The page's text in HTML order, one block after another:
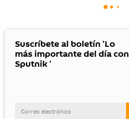
Suscríbete al boletín 'Lo
más importante del día con
Sputnik '